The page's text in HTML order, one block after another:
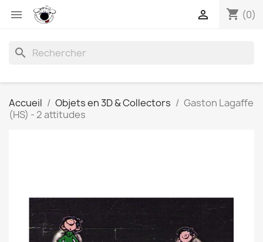
 shopping_cart (0)

search
Accueil Objets en 3D & Collectors
Gaston Lagaffe
(HS) - 2 attitudes